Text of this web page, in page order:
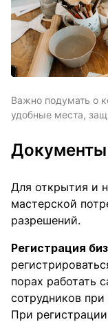
Важно подумать о
удобные места,
Документы
Для открытия и
мастерской
разрешений.
Регистрация
порах работать
сотрудников при
При